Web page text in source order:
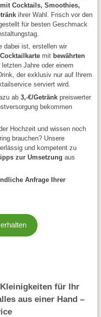
Cocktails, Smoothies,
ihrer Wahl. Frisch vor den
für besten Geschmack
dabei ist, erstellen wir
mit bewährten
Jahre oder einem
der exklusiv nur auf Ihrem
serviert wird.
ab 3,-€/Getränkpreiswerter
bekommen
Hochzeit und wissen noch
brauchen? Unsere
und kompetent zu
zur Umsetzung aus
Anfrage Ihrer
für Ihr
aus einer Hand –